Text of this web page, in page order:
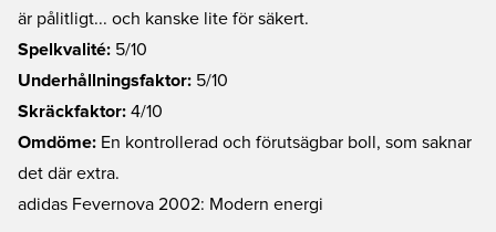
är pålitligt... och kanske lite för säkert.
Spelkvalité: 5/10
Underhållningsfaktor: 5/10
Skräckfaktor: 4/10
Omdöme: En kontrollerad och förutsägbar boll, som saknar
det där extra.
adidas Fevernova 2002: Modern energi